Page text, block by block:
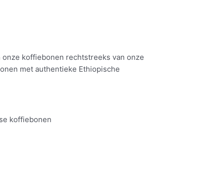
koffiebonen rechtstreeks van onze
met authentieke Ethiopische